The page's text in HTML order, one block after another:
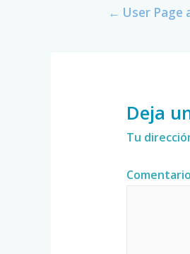
← User Page
Deja
Tu
Comentario